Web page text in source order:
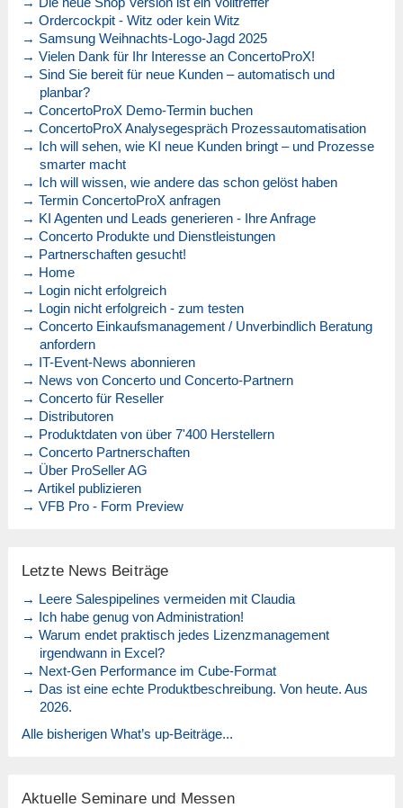
→ Ordercockpit - Witz oder kein Witz
→ Samsung Weihnachts-Logo-Jagd 2025
→ Vielen Dank für Ihr Interesse an ConcertoProX!
→ Sind Sie bereit für neue Kunden – automatisch und
planbar?
→ ConcertoProX Demo-Termin buchen
→ ConcertoProX Analysegespräch Prozessautomatisation
→ Ich will sehen, wie KI neue Kunden bringt – und Prozesse
smarter macht
→ Ich will wissen, wie andere das schon gelöst haben
→ Termin ConcertoProX anfragen
→ KI Agenten und Leads generieren - Ihre Anfrage
→ Concerto Produkte und Dienstleistungen
→ Partnerschaften gesucht!
→ Home
→ Login nicht erfolgreich
→ Login nicht erfolgreich - zum testen
→ Concerto Einkaufsmanagement / Unverbindlich Beratung
anfordern
→ IT-Event-News abonnieren
→ News von Concerto und Concerto-Partnern
→ Concerto für Reseller
→ Distributoren
→ Produktdaten von über 7'400 Herstellern
→ Concerto Partnerschaften
→ Über ProSeller AG
→ Artikel publizieren
→ VFB Pro - Form Preview
Letzte News Beiträge
→ Leere Salespipelines vermeiden mit Claudia
→ Ich habe genug von Administration!
→ Warum endet praktisch jedes Lizenzmanagement
irgendwann in Excel?
→ Next-Gen Performance im Cube-Format
→ Das ist eine echte Produktbeschreibung. Von heute. Aus
2026.
Alle bisherigen What’s up-Beiträge...
Aktuelle Seminare und Messen